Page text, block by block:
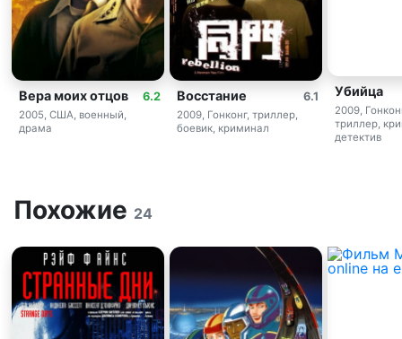
6.2
Вера моих отцов
2005, США, военный,
драма
6.1
Восстание
2009, Гонконг, триллер,
боевик, криминал
Убийца
2009,
триллер,
детектив
Похожие 24